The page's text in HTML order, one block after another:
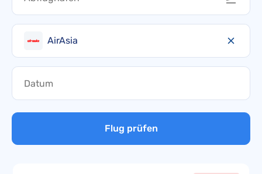
AirAsia
Flug prüfen